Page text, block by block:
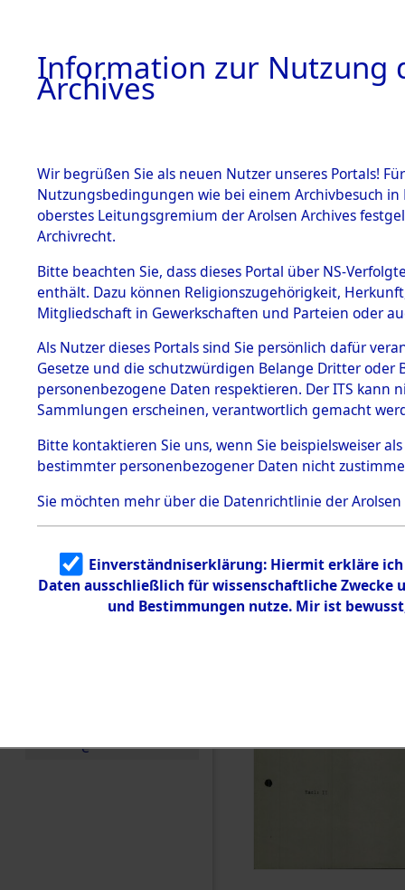
BESTÄNDE
1.
mente
5. Verschiedenes
5.3
Todesmärsche
5.3.1 Alliierte
Erhebungen
zu
Todesmärsch
en
5.3.2
Identifizierun
g
5.3.3
Todesmärsch
e
0002
Information zur Nutzung
Archives
Wir begrüßen Sie als neuen Nutzer unseres Portals!
Nutzungsbedingungen wie bei einem Archivbesuch
oberstes Leitungsgremium der Arolsen Archives
Archivrecht.
Bitte beachten Sie, dass dieses Portal über NS-
enthält. Dazu können Religionszugehörigkeit,
Mitgliedschaft in Gewerkschaften und Parteien oder
Als Nutzer dieses Portals sind Sie persönlich dafür
Gesetze und die schutzwürdigen Belange Dritter
personenbezogene Daten respektieren. Der ITS
Sammlungen erscheinen, verantwortlich gemacht
Bitte kontaktieren Sie uns, wenn Sie beispielsweiser
bestimmter personenbezogener Daten nicht
Sie möchten mehr über die Datenrichtlinie der Arolsen
Einverständniserklärung: Hiermit erkläre
Daten ausschließlich für wissenschaftliche
und Bestimmungen nutze. Mir ist